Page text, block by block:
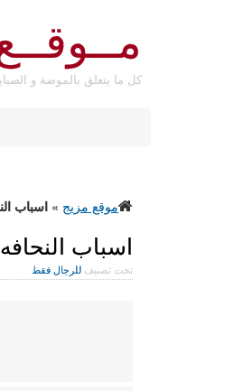
كل ما يتعلق بالموضة و
موقع مزيج » اسباب
اسباب
تحت تصنيف للرجال فقط